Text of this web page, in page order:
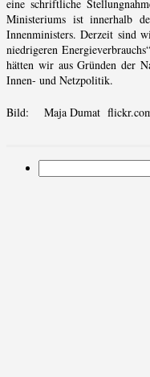
eine schriftliche
Ministeriums ist innerhalb
Innenministers. Derzeit sind
niedrigeren
hätten wir aus Gründen der
Innen- und Netzpolitik.
Bild: Maja Dumat